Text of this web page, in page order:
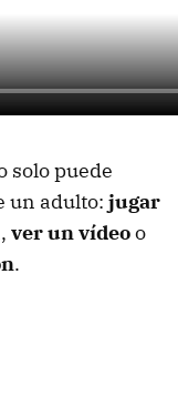
solo puede
un adulto: jugar
ver un vídeoo
.